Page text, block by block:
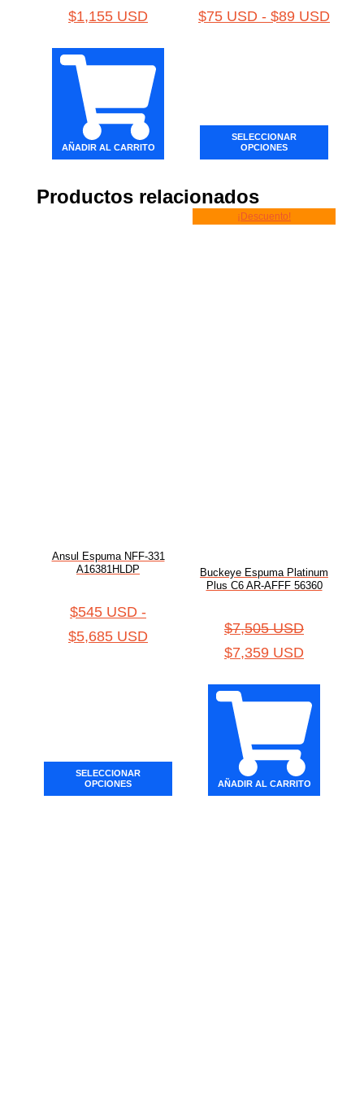
$1,155 USD
AÑADIR AL CARRITO
$75 USD - $89 USD
SELECCIONAR
OPCIONES
Productos relacionados
Ansul Espuma NFF-331
A16381HLDP
$545 USD -
$5,685 USD
SELECCIONAR
OPCIONES
¡Descuento!
Buckeye Espuma Platinum
Plus C6 AR-AFFF 56360
$7,505 USD
$7,359 USD
AÑADIR AL CARRITO